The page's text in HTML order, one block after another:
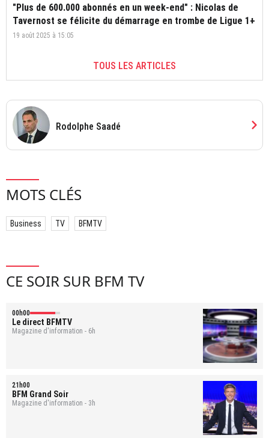
"Plus de 600.000 abonnés en un week-end" : Nicolas de
Tavernost se félicite du démarrage en trombe de Ligue 1+
19 août 2025 à 15:05
TOUS LES ARTICLES
Rodolphe Saadé chevron_right
MOTS CLÉS
Business TV BFMTV
CE SOIR SUR BFM TV
00h00
Le direct BFMTV
Magazine d'information - 6h
21h00
BFM Grand Soir
Magazine d'information - 3h